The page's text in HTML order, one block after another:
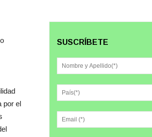
por el
SUSCRÍBETE